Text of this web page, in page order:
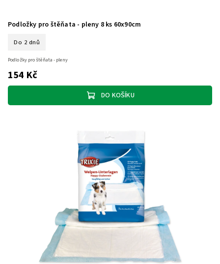
Podložky pro štěňata - pleny 8 ks 60x90cm
Do 2 dnů
154 Kč
DO KOŠÍKU
Podložky pro štěňata - pleny